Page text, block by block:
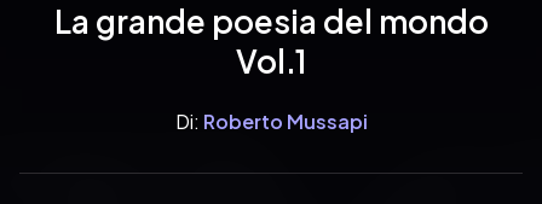
La grande poesia del mondo
Vol.1
Di: Roberto Mussapi